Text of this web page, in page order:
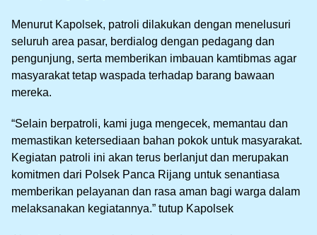
Menurut Kapolsek, patroli dilakukan dengan menelusuri
seluruh area pasar, berdialog dengan pedagang dan
pengunjung, serta memberikan imbauan kamtibmas agar
masyarakat tetap waspada terhadap barang bawaan
mereka.
“Selain berpatroli, kami juga mengecek, memantau dan
memastikan ketersediaan bahan pokok untuk masyarakat.
Kegiatan patroli ini akan terus berlanjut dan merupakan
komitmen dari Polsek Panca Rijang untuk senantiasa
memberikan pelayanan dan rasa aman bagi warga dalam
melaksanakan kegiatannya.” tutup Kapolsek